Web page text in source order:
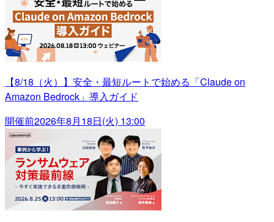
【8/18（火）】安全・最短ルートで始める「Claude on
Amazon Bedrock」導入ガイド
開催前2026年8月18日(火) 13:00